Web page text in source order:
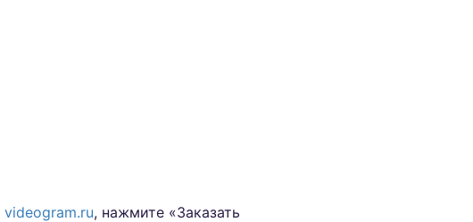
videogram.ru, нажмите «Заказать